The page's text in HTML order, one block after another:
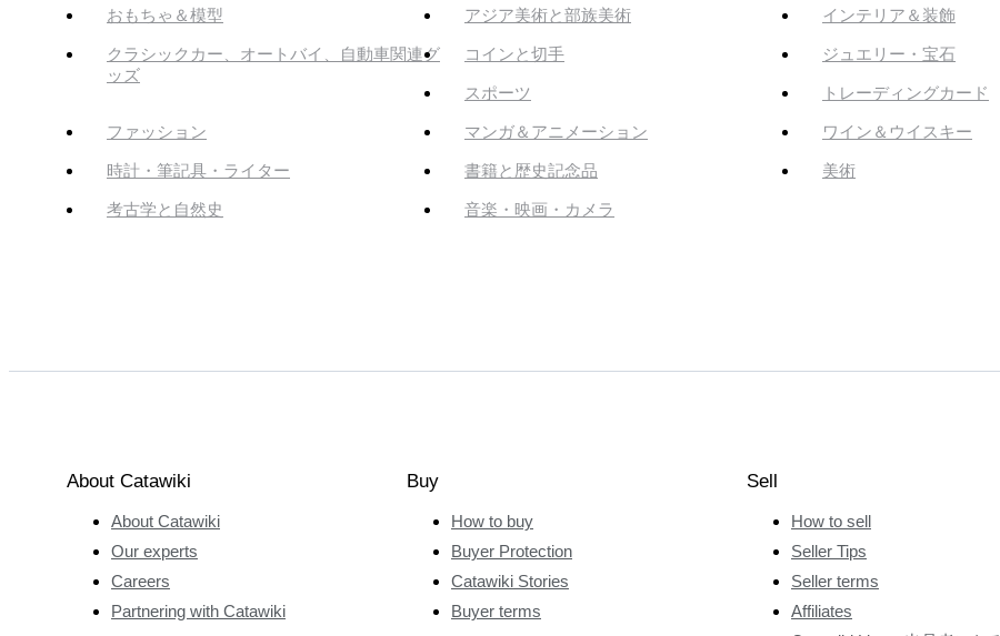
おもちゃ＆模型 アジア美術と部族美術 インテリア＆装飾
クラシックカー、オートバイ、自動車関連グ
ッズ
コインと切手 ジュエリー・宝石
スポーツ トレーディングカード
ファッション マンガ＆アニメーション ワイン＆ウイスキー
時計・筆記具・ライター 書籍と歴史記念品 美術
考古学と自然史 音楽・映画・カメラ
About Catawiki
About Catawiki
Our experts
Careers
Partnering with Catawiki
Buy
How to buy
Buyer Protection
Catawiki Stories
Buyer terms
Sell
How to sell
Seller Tips
Seller terms
Affiliates